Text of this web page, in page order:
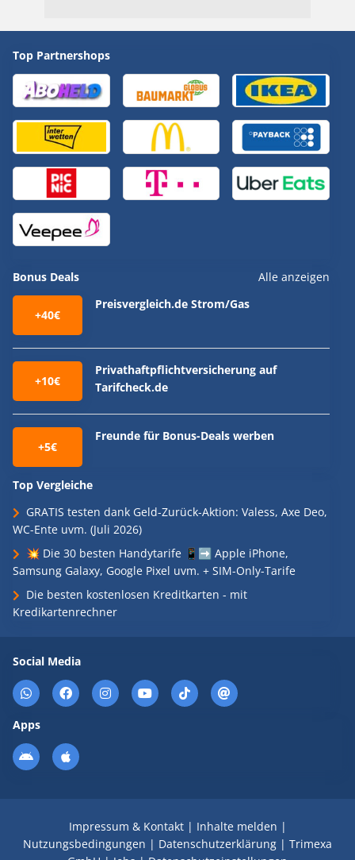
Top Partnershops
Bonus Deals Alle anzeigen
+40€
Preisvergleich.de Strom/Gas
+10€
Privathaftpflichtversicherung auf
Tarifcheck.de
+5€
Freunde für Bonus-Deals werben
Top Vergleiche
GRATIS testen dank Geld-Zurück-Aktion: Valess, Axe Deo,
WC-Ente uvm. (Juli 2026)
💥 Die 30 besten Handytarife 📱➡️ Apple iPhone,
Samsung Galaxy, Google Pixel uvm. + SIM-Only-Tarife
Die besten kostenlosen Kreditkarten - mit
Kredikartenrechner
Social Media
Apps
Impressum & Kontakt| Inhalte melden |
Nutzungsbedingungen | Datenschutzerklärung | Trimexa